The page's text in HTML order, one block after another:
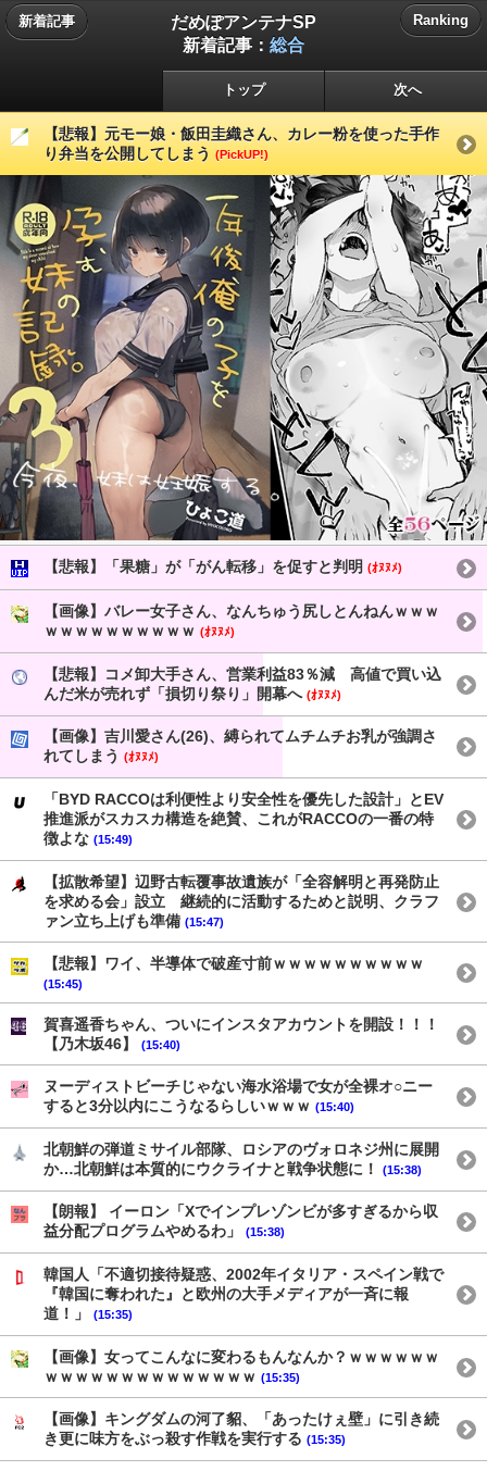
新着記事
だめぽアンテナSP
新着記事： 総合
Ranking
トップ 次へ
【悲報】元モー娘・飯田圭織さん、カレー粉を使った手作
り弁当を公開してしまう (PickUP!)
【悲報】「果糖」が「がん転移」を促すと判明 (ｵﾇﾇﾒ)
【画像】バレー女子さん、なんちゅう尻しとんねんｗｗｗ
ｗｗｗｗｗｗｗｗｗｗ (ｵﾇﾇﾒ)
【悲報】コメ卸大手さん、営業利益83％減 高値で買い込
んだ米が売れず「損切り祭り」開幕へ (ｵﾇﾇﾒ)
【画像】吉川愛さん(26)、縛られてムチムチお乳が強調さ
れてしまう (ｵﾇﾇﾒ)
「BYD RACCOは利便性より安全性を優先した設計」とEV
推進派がスカスカ構造を絶賛、これがRACCOの一番の特
徴よな (15:49)
【拡散希望】辺野古転覆事故遺族が「全容解明と再発防止
を求める会」設立 継続的に活動するためと説明、クラフ
ァン立ち上げも準備 (15:47)
【悲報】ワイ、半導体で破産寸前ｗｗｗｗｗｗｗｗｗｗ
(15:45)
賀喜遥香ちゃん、ついにインスタアカウントを開設！！！
【乃木坂46】
(15:40)
ヌーディストビーチじゃない海水浴場で女が全裸オ○ニー
すると3分以内にこうなるらしいｗｗｗ (15:40)
北朝鮮の弾道ミサイル部隊、ロシアのヴォロネジ州に展開
か…北朝鮮は本質的にウクライナと戦争状態に！
(15:38)
【朗報】 イーロン「Xでインプレゾンビが多すぎるから収
益分配プログラムやめるわ」
(15:38)
韓国人「不適切接待疑惑、2002年イタリア・スペイン戦で
『韓国に奪われた』と欧州の大手メディアが一斉に報
道！」
(15:35)
【画像】女ってこんなに変わるもんなんか？ｗｗｗｗｗｗ
ｗｗｗｗｗｗｗｗｗｗｗｗｗｗ (15:35)
【画像】キングダムの河了貂、「あったけぇ壁」に引き続
き更に味方をぶっ殺す作戦を実行する (15:35)